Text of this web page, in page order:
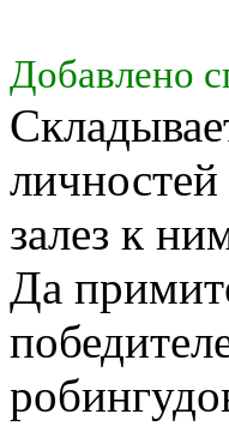
Добавлено
личностей
залез к
Да